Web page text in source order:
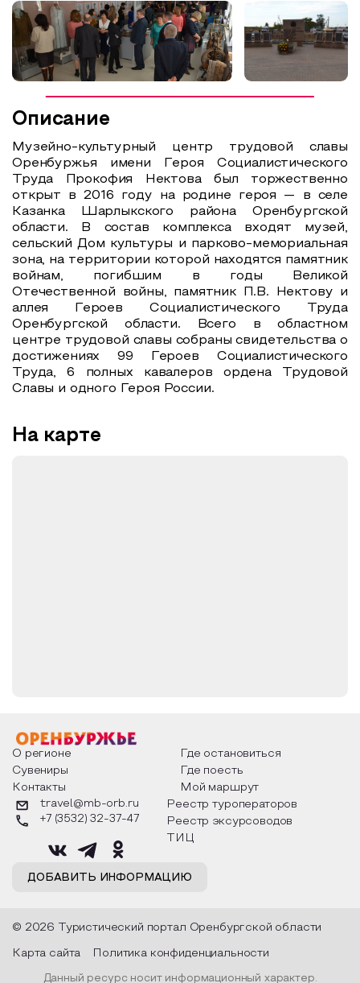
Воскресенье
10:00 - 18:00
Описание
Музейно-культурный центр трудовой славы
Оренбуржья имени Героя Социалистического
Труда Прокофия Нектова был торжественно
открыт в 2016 году на родине героя — в селе
Казанка Шарлыкского района Оренбургской
области. В состав комплекса входят музей,
сельский Дом культуры и парково-мемориальная
зона, на территории которой находятся памятник
войнам, погибшим в годы Великой
Отечественной войны, памятник П.В. Нектову и
аллея Героев Социалистического Труда
Оренбургской области. Всего в областном
центре трудовой славы собраны свидетельства о
достижениях 99 Героев Социалистического
Труда, 6 полных кавалеров ордена Трудовой
Славы и одного Героя России.
На карте
О регионе
Где остановиться
Сувениры
Где поесть
Контакты
Мой маршрут
ДОБАВИТЬ ИНФОРМАЦИЮ
travel@mb-orb.ru
+7 (3532) 32-37-47
Реестр туроператоров
Реестр эксурсоводов
ТИЦ
© 2026 Туристический портал Оренбургской области
Карта сайта Политика конфиденциальности
Данный ресурс носит информационный характер.